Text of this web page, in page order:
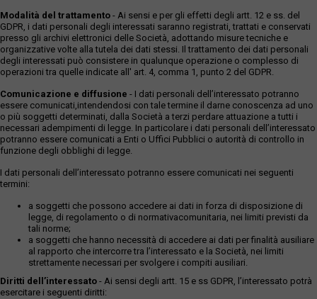
Modalità del trattamento - Ai sensi e per gli effetti degli artt. 12 e ss. del
GDPR, i dati personali degli interessati saranno registrati, trattati e conservati
presso gli archivi elettronici delle Società, adottando misure tecniche e
organizzative volte alla tutela dei dati stessi. Il trattamento dei dati personali
degli interessati può consistere in qualunque operazione o complesso di
operazioni tra quelle indicate all' art. 4, comma 1, punto 2 del GDPR.
Comunicazione e diffusione - I dati personali dell’interessato potranno
essere comunicati,intendendosi con tale termine il darne conoscenza ad uno
o più soggetti determinati, dalla Società a terzi perdare attuazione a tutti i
necessari adempimenti di legge. In particolare i dati personali dell’interessato
potranno essere comunicati a Enti o Uffici Pubblici o autorità di controllo in
funzione degli obblighi di legge.
I dati personali dell’interessato potranno essere comunicati nei seguenti
termini:
a soggetti che possono accedere ai dati in forza di disposizione di
legge, di regolamento o di normativacomunitaria, nei limiti previsti da
tali norme;
a soggetti che hanno necessità di accedere ai dati per finalità ausiliare
al rapporto che intercorre tra l’interessato e la Società, nei limiti
strettamente necessari per svolgere i compiti ausiliari.
Diritti dell’interessato - Ai sensi degli artt. 15 e ss GDPR, l’interessato potrà
esercitare i seguenti diritti: